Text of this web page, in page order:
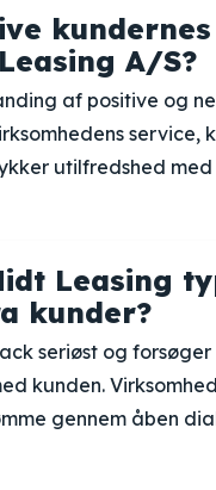
A/S?
af positive og
service,
utilfredshed
Leasing
kunder?
seriøst og
kunden.
gennem åben